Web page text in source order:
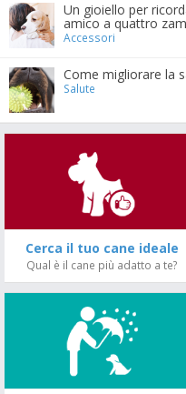
Un gioiello per
amico a quattro
Accessori
Come migliorare la
Salute
Cerca il tuo cane ideale
Qual è il cane più adatto a te?